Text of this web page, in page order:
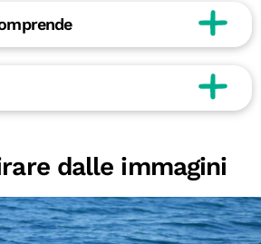
dalle immagini